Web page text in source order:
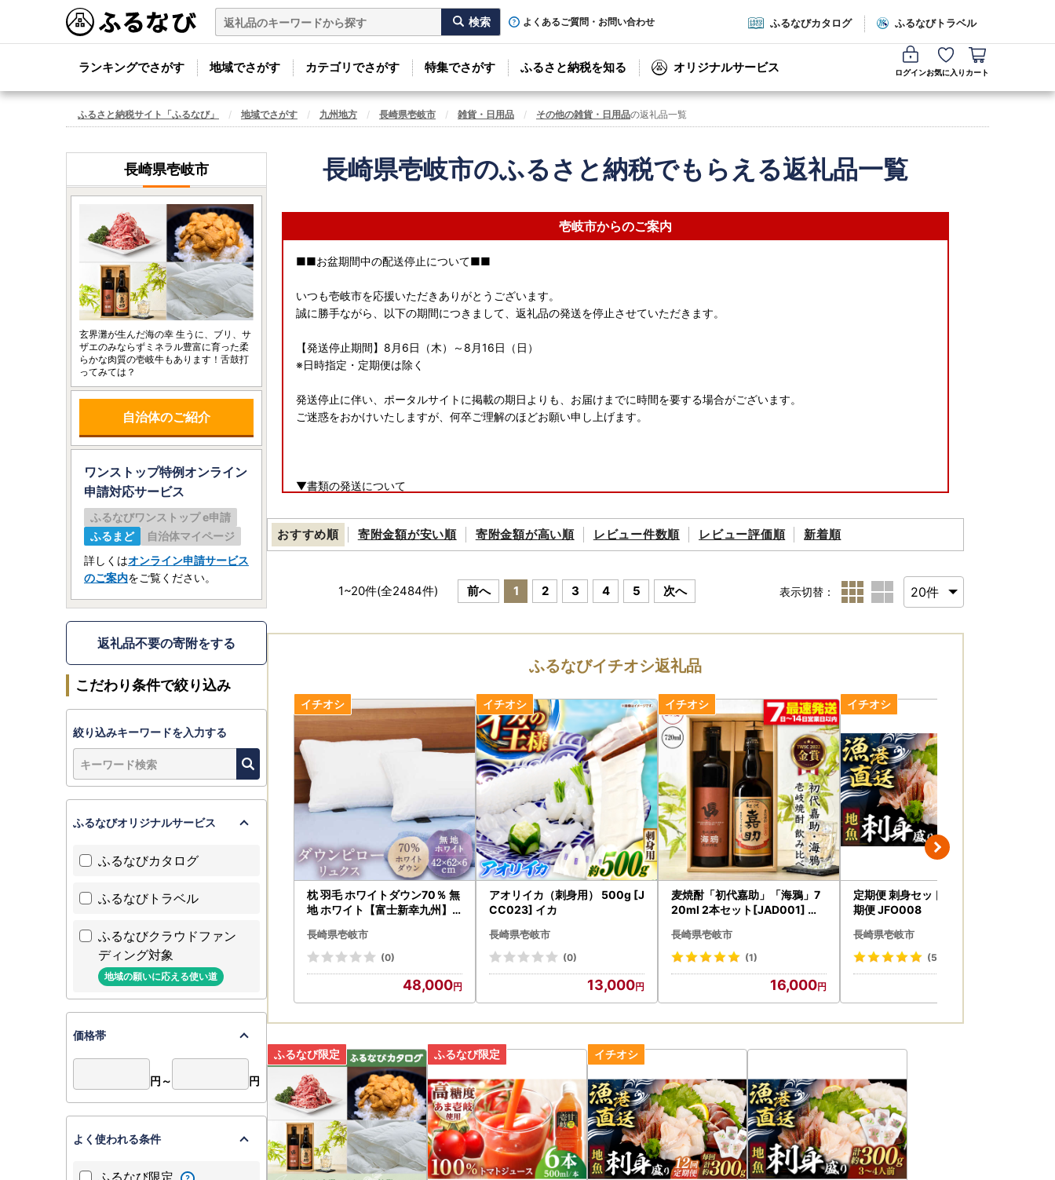
よくあるご質問・お問い合わせ ふるなびカタログ ふるなびトラベル
ランキングでさがす 地域でさがす カテゴリでさがす 特集でさがす ふるさと納税を知る オリジナルサービス ログインお気に入り カート
ふるさと納税サイト「ふるなび」 地域でさがす 九州地方 長崎県壱岐市 雑貨・日用品 その他の雑貨・日用品の返礼品一覧
長崎県壱岐市のふるさと納税でもらえる返礼品一覧
壱岐市からのご案内
■■お盆期間中の配送停止について■■
いつも壱岐市を応援いただきありがとうございます。
誠に勝手ながら、以下の期間につきまして、返礼品の発送を停止させていただきます。
【発送停止期間】8月6日（木）～8月16日（日）
※日時指定・定期便は除く
発送停止に伴い、ポータルサイトに掲載の期日よりも、お届けまでに時間を要する場合がございます。
ご迷惑をおかけいたしますが、何卒ご理解のほどお願い申し上げます。
▼書類の発送について
返礼品とは別に14日以内に発送いたします。
なお、ワンストップ特例申請書は、ご要望の寄附者様のみ同封いたします。
・万が一、返礼品のお届け時に破損や傷みなどの不具合があった場合は、速やかに下記記載の『壱岐市ふるさと納税お問い合わせ
▼ワンストップ申請について
当自治体は、スマートフォンによるワンストップ特例申請（IAM)を受け付けております。
マイナンバーカードをお持ちの場合は、便利なスマートフォンによるワンストップ特例申請（IAM)をご利用いただけますと幸いで
ございます。
詳しくは壱岐市よりお届けのご案内書をご覧くださいませ。
▼ふるさと納税の対象となる地方団体の指定について
壱岐市は令和７年９月２６日付総務大臣通知「ふるさと納税の対象となる地方団体の指定について（通知）」にて、地方税法（昭
和２５年法律第２２６号）第３７条の２第２項及び第３１４条の７第２項の規定に基づき、ふるさと納税の対象となる地方団体と
して指定されました。
指定対象期間は、令和７年１０月１日から令和８年９月３０日までです。
▼個人情報の取り扱いについて
お寄せいただいた個人情報は、寄附金の受付、入金及び返礼品発送に係る確認・連絡、各種お問い合わせ、寄附の使い道のお知ら
せの広報等に利用するものであり、それ以外の目的で使用するものではありません。
※お名前に旧字体または機種依存文字などが含まれている場合、当市からお送りするメールにおいて、システム上一部のメールソ
フトにて文字化けが発生する可能性がございます。何卒ご了承ください。
■お問合わせ先■
おすすめ順 寄附金額が安い順 寄附金額が高い順 レビュー件数順 レビュー評価順 新着順
1~20件(全2484件) 前へ 1 2 3 4 5 次へ 表示切替：
ふるなびイチオシ返礼品
枕 羽毛 ホワイトダウン70％ 無
地 ホワイト【富士新幸九州】 J
長崎県壱岐市
(0)
48,000
アオリイカ（刺身用） 500g [J
CC023] イカ
長崎県壱岐市
(0)
13,000
麦焼酎「初代嘉助」「海鴉」7
20ml 2本セット[JAD001] 壱
長崎県壱岐市
(1)
16,000
定期便 刺身セット 魚 全12回 定
期便 JFO008
長崎県壱岐市
(5)
長崎県壱岐市
玄界灘が生んだ海の幸 生うに、ブリ、サ
ザエのみならずミネラル豊富に育った柔
らかな肉質の壱岐牛もあります！舌鼓打
ってみては？
自治体のご紹介
ワンストップ特例オンライン
申請対応サービス
ふるなびワンストップ e申請
ふるまど
自治体マイページ
詳しくはオンライン申請サービス
のご案内をご覧ください。
返礼品不要の寄附をする
こだわり条件で絞り込み
絞り込みキーワードを入力する
ふるなびオリジナルサービス
ふるなびカタログ
ふるなびトラベル
ふるなびクラウドファン
ディング対象
地域の願いに応える使い道
価格帯
円～ 円
よく使われる条件
ふるなび限定